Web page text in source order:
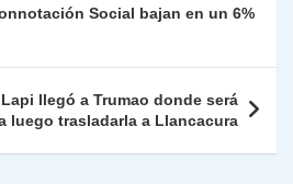
n n
k
Social bajan en un 6%
llegó a Trumao donde será
luego trasladarla a Llancacura